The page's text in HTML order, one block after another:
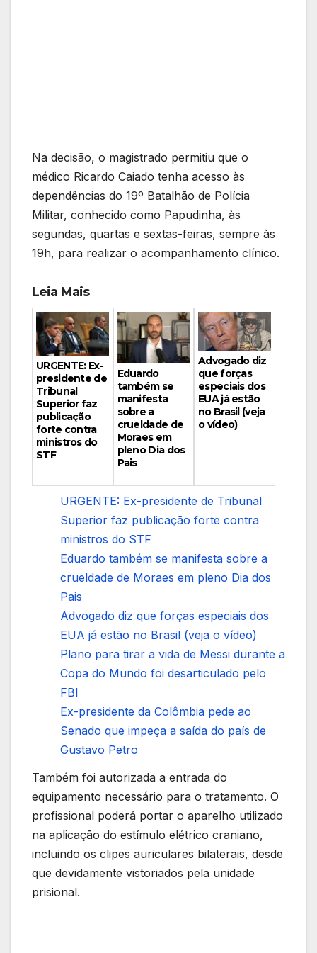
Na decisão, o magistrado permitiu que o
médico Ricardo Caiado tenha acesso às
dependências do 19º Batalhão de Polícia
Militar, conhecido como Papudinha, às
segundas, quartas e sextas-feiras, sempre às
19h, para realizar o acompanhamento clínico.
Leia Mais
URGENTE: Ex-
presidente de
Tribunal
Superior faz
publicação
forte contra
ministros do
STF
Eduardo
também se
manifesta
sobre a
crueldade de
Moraes em
pleno Dia dos
Pais
Advogado diz
que forças
especiais dos
EUA já estão
no Brasil (veja
o vídeo)
URGENTE: Ex-presidente de Tribunal
Superior faz publicação forte contra
ministros do STF
Eduardo também se manifesta sobre a
crueldade de Moraes em pleno Dia dos
Pais
Advogado diz que forças especiais dos
EUA já estão no Brasil (veja o vídeo)
Plano para tirar a vida de Messi durante a
Copa do Mundo foi desarticulado pelo
FBI
Ex-presidente da Colômbia pede ao
Senado que impeça a saída do país de
Gustavo Petro
Também foi autorizada a entrada do
equipamento necessário para o tratamento. O
profissional poderá portar o aparelho utilizado
na aplicação do estímulo elétrico craniano,
incluindo os clipes auriculares bilaterais, desde
que devidamente vistoriados pela unidade
prisional.